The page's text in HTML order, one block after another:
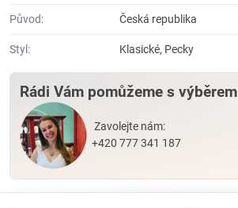
Původ: Česká republika
Styl: Klasické, Pecky
Rádi Vám pomůžeme s výběrem
Zavolejte nám:
+420 777 341 187